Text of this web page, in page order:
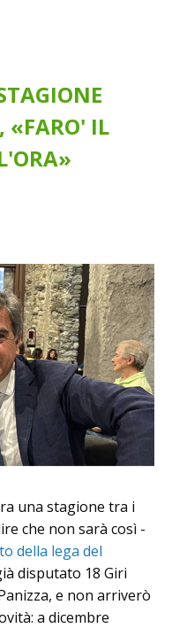
«FARO' IL
una stagione tra i
che non sarà così -
della lega del
disputato 18 Giri
e non arriverò
a dicembre